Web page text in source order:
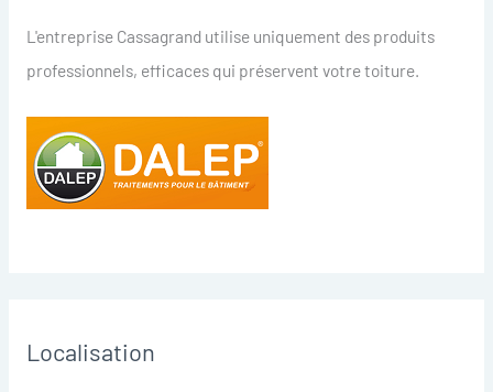
L'entreprise Cassagrand utilise uniquement des produits
professionnels, efficaces qui préservent votre toiture.
Localisation